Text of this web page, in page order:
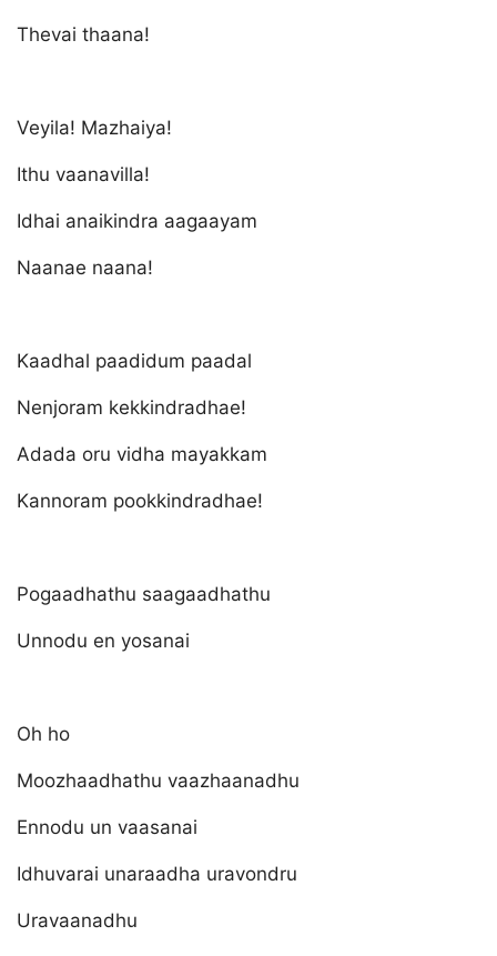
Thevai thaana!
Veyila! Mazhaiya!
Ithu vaanavilla!
Idhai anaikindra aagaayam
Naanae naana!
Kaadhal paadidum paadal
Nenjoram kekkindradhae!
Adada oru vidha mayakkam
Kannoram pookkindradhae!
Pogaadhathu saagaadhathu
Unnodu en yosanai
Oh ho
Moozhaadhathu vaazhaanadhu
Ennodu un vaasanai
Idhuvarai unaraadha uravondru
Uravaanadhu